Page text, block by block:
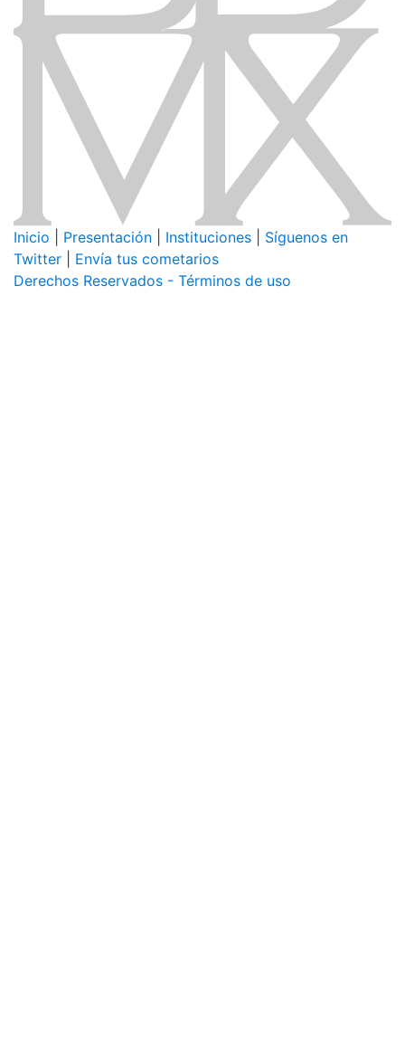
Inicio Presentación Instituciones
Síguenos en
Twitter
Envía tus cometarios
Derechos Reservados - Términos de uso